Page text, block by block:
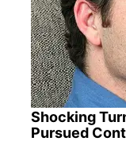
Shocking
Pursued